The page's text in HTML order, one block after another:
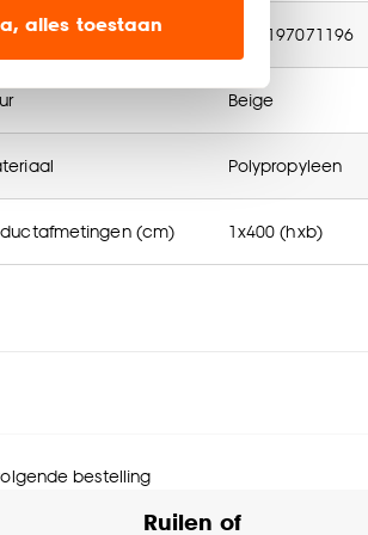
om alleen de
cookieverklaring.
alles toestaan
nummer 8720197071196
Beige
Polypropyleen
(cm) 1x400 (hxb)
bestelling
Ruilen of